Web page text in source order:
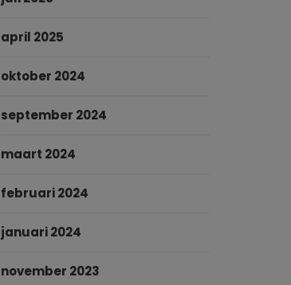
april 2025
oktober 2024
september 2024
maart 2024
februari 2024
januari 2024
november 2023